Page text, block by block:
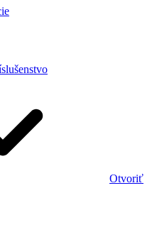
Otvoriť